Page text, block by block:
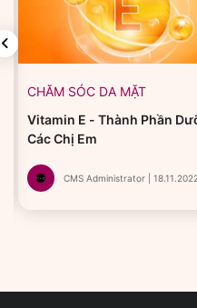
CHĂM SÓC DA MẶT
Vitamin E - Thành Phần
Các Chị Em
CMS Administrator | 18.11.2022